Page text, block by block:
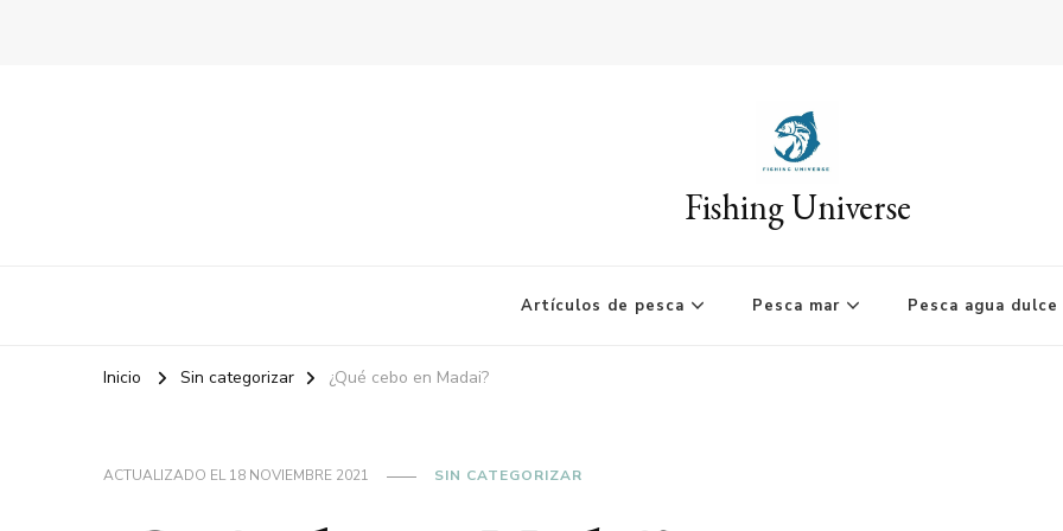
Fishing Universe
Artículos de pesca Pesca mar Pesca agua dulce
Inicio Sin categorizar ¿Qué cebo en Madai?
ACTUALIZADO EL18 NOVIEMBRE 2021 SIN CATEGORIZAR